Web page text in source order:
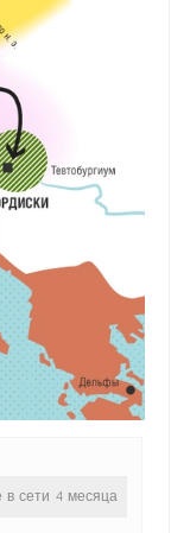
в сети 4 месяца